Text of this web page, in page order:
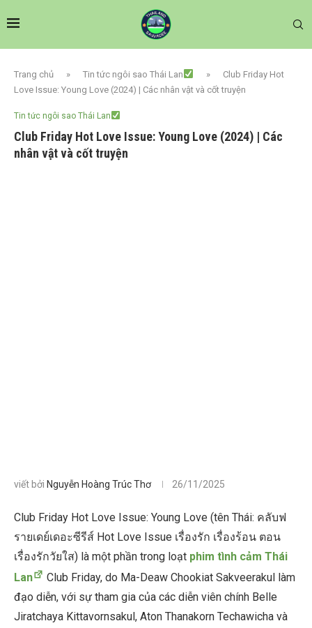
Trang chủ » Tin tức ngôi sao Thái Lan »
Club Friday Hot
Love Issue: Young Love (2024) | Các nhân vật và cốt truyện
Tin tức ngôi sao Thái Lan
Club Friday Hot Love Issue: Young Love (2024) | Các
nhân vật và cốt truyện
viết bởi Nguyễn Hoàng Trúc Thơ 26/11/2025
Club Friday Hot Love Issue: Young Love (tên Thái: คลับฟ
รายเดย์เดอะซีรีส์ Hot Love Issue เรื่องรัก เรื่องร้อน ตอน
เรื่องรักวัยใส) là một phần trong loạt phim tình cảm Thái
Lan
Club Friday, do Ma-Deaw Chookiat Sakveerakul làm
đạo diễn, với sự tham gia của các diễn viên chính Belle
Jiratchaya Kittavornsakul, Aton Thanakorn Techawicha và